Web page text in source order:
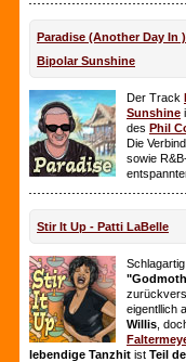
Paradise (Another Day In
Bipolar Sunshine
Der Track
Sunshine
des Phil
Die
sowie
Stir It Up - Patti LaBelle
eigentllich
Willis ,
lebendige Tanzhit ist Teil